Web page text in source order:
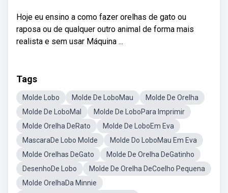
Hoje eu ensino a como fazer orelhas de gato ou
raposa ou de qualquer outro animal de forma mais
realista e sem usar Máquina ...
Tags
Molde Lobo Molde De LoboMau
Molde De Orelha
Molde De LoboMal
Molde De LoboPara Imprimir
Molde Orelha DeRato
Molde De LoboEm Eva
MascaraDe Lobo Molde
Molde Do LoboMau Em Eva
Molde Orelhas DeGato
Molde De Orelha DeGatinho
DesenhoDe Lobo
Molde De Orelha DeCoelho Pequena
Molde OrelhaDa Minnie